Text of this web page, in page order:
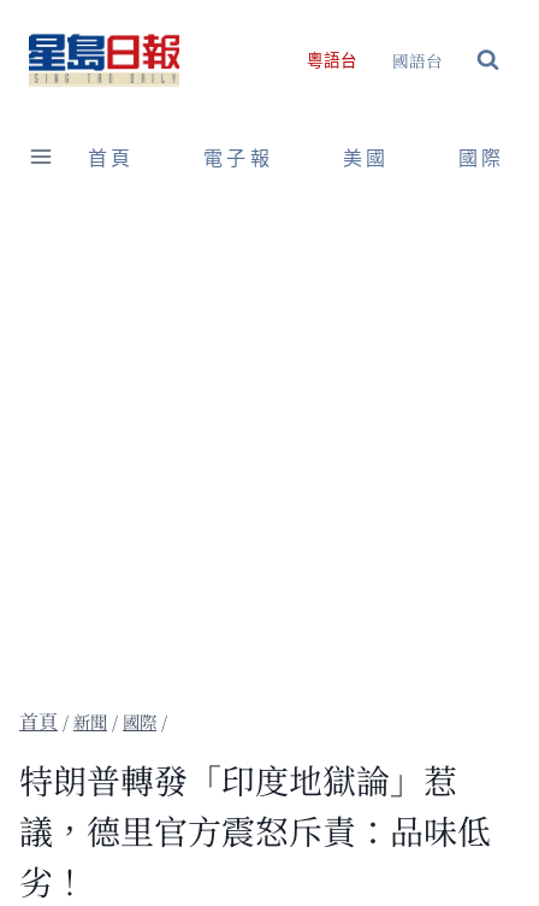
content
粵語台 國語台
首頁 電子報 美國 國際
/新聞 / 國際 /
特朗普轉發「印度地獄論」惹
議，德里官方震怒斥責：品味低
劣！